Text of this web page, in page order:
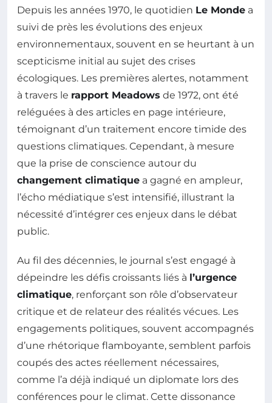
Depuis les années 1970, le quotidien Le Monde a
suivi de près les évolutions des enjeux
environnementaux, souvent en se heurtant à un
scepticisme initial au sujet des crises
écologiques. Les premières alertes, notamment
à travers le rapport Meadows de 1972, ont été
reléguées à des articles en page intérieure,
témoignant d’un traitement encore timide des
questions climatiques. Cependant, à mesure
que la prise de conscience autour du
changement climatique a gagné en ampleur,
l’écho médiatique s’est intensifié, illustrant la
nécessité d’intégrer ces enjeux dans le débat
public.
Au fil des décennies, le journal s’est engagé à
dépeindre les défis croissants liés à l’urgence
climatique, renforçant son rôle d’observateur
critique et de relateur des réalités vécues. Les
engagements politiques, souvent accompagnés
d’une rhétorique flamboyante, semblent parfois
coupés des actes réellement nécessaires,
comme l’a déjà indiqué un diplomate lors des
conférences pour le climat. Cette dissonance